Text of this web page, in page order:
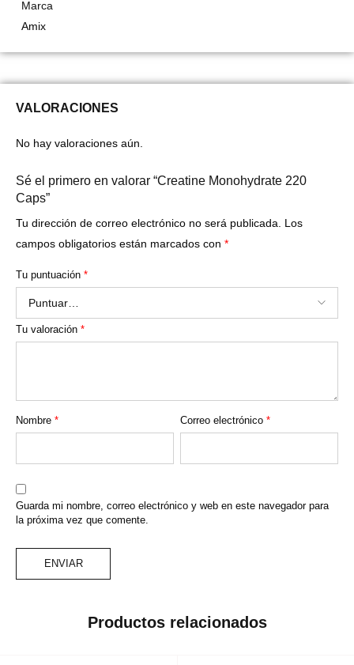
Marca
Amix
VALORACIONES
No hay valoraciones aún.
Sé el primero en valorar “Creatine Monohydrate 220
Caps”
Tu dirección de correo electrónico no será publicada.
Los
campos obligatorios están marcados con *
Tu puntuación *
Tu valoración *
Nombre * Correo electrónico*
Guarda mi nombre, correo electrónico y web en este navegador para
la próxima vez que comente.
Productos relacionados